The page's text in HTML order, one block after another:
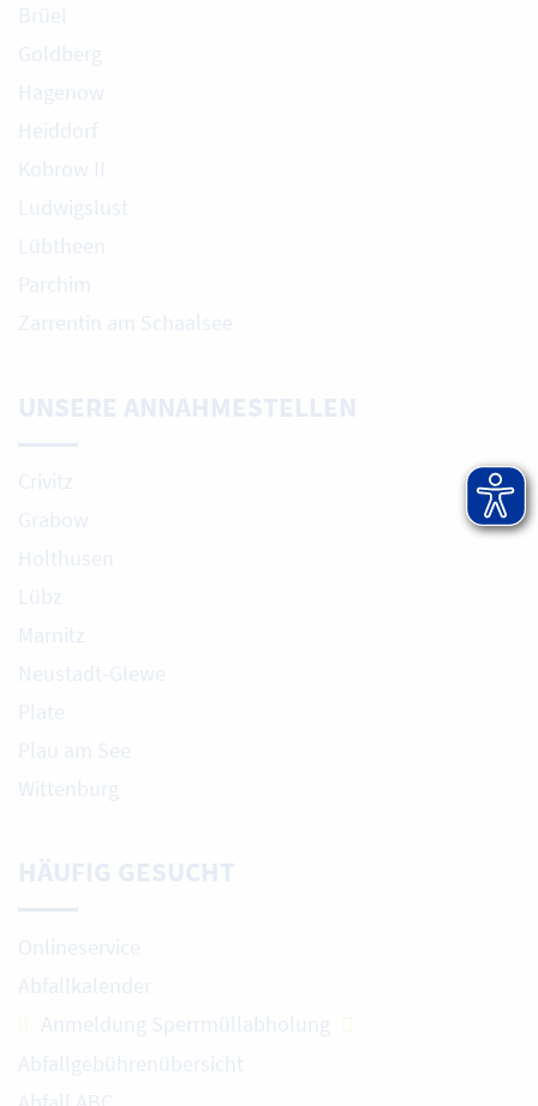
Brüel
Goldberg
Hagenow
Heiddorf
Kobrow II
Ludwigslust
Lübtheen
Parchim
Zarrentin am Schaalsee
UNSERE ANNAHMESTELLEN
Crivitz
Grabow
Holthusen
Lübz
Marnitz
Neustadt-Glewe
Plate
Plau am See
Wittenburg
HÄUFIG GESUCHT
Onlineservice
Abfallkalender
Anmeldung Sperrmüllabholung
Abfallgebührenübersicht